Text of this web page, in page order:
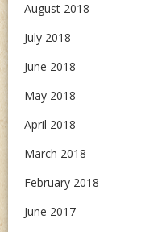
August 2018
July 2018
June 2018
May 2018
April 2018
March 2018
February 2018
June 2017